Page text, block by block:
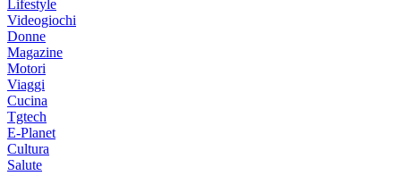
Lifestyle
Videogiochi
Donne
Magazine
Motori
Viaggi
Cucina
Tgtech
E-Planet
Cultura
Salute